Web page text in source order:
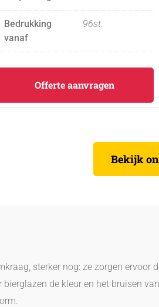
Bedrukking
vanaf
96st.
Offerte aanvragen
Bekijk
sterker nog: ze zorgen ervoor
de kleur en het bruisen